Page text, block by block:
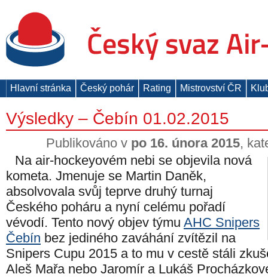
Hlavní stránka Český pohár Rating Mistrovství ČR
Výsledky – Čebín 01.02.2015
Publikováno v po 16. února 2015,
Na air-hockeyovém nebi se objevila nová
kometa. Jmenuje se Martin Daněk,
absolvovala svůj teprve druhý turnaj
Českého poháru a nyní celému pořadí
vévodí. Tento nový objev týmu AHC Snipers
Čebín bez jediného zaváhání zvítězil na
Snipers Cupu 2015 a to mu v cestě stáli
Aleš Mařa nebo Jaromír a Lukáš